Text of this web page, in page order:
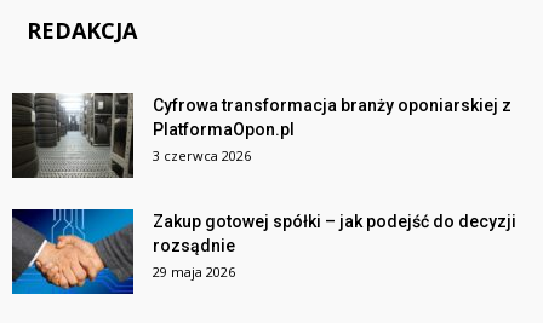
REDAKCJA
Cyfrowa transformacja branży oponiarskiej z
PlatformaOpon.pl
3 czerwca 2026
Zakup gotowej spółki – jak podejść do decyzji
rozsądnie
29 maja 2026